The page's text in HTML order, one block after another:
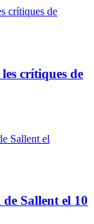
crítiques de
Sallent el 10